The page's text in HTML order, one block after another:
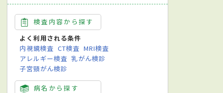
検査内容から探す
よく利用される条件
内視鏡検査 CT検査 MRI検査
アレルギー検査 乳がん検診
子宮頸がん検診
病名から探す